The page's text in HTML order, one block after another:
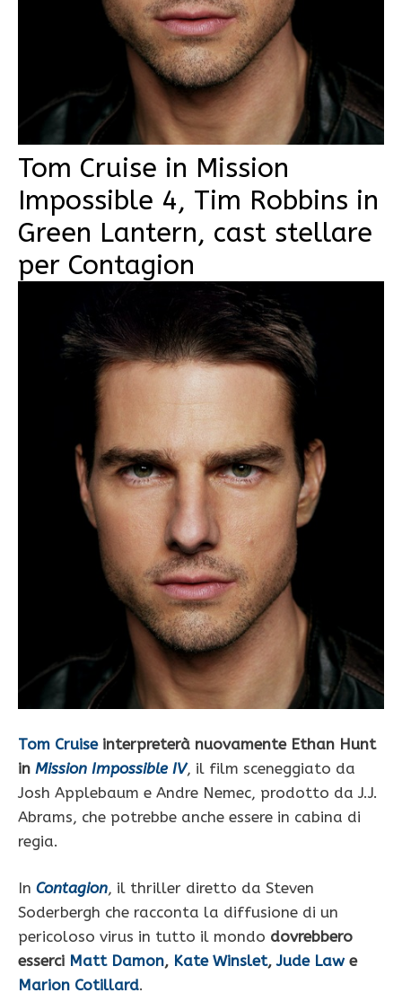
Tom Cruise in Mission
Impossible 4, Tim Robbins in
Green Lantern, cast stellare
per Contagion
Tom Cruiseinterpreterà nuovamente Ethan Hunt
in Mission Impossible IV, il film sceneggiato da
Josh Applebaum e Andre Nemec, prodotto da J.J.
Abrams, che potrebbe anche essere in cabina di
regia.
In Contagion, il thriller diretto da Steven
Soderbergh che racconta la diffusione di un
pericoloso virus in tutto il mondo dovrebbero
esserci Matt Damon, Kate Winslet,Jude Lawe
Marion Cotillard.